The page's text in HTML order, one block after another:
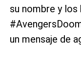
su nombre y los
un mensaje de